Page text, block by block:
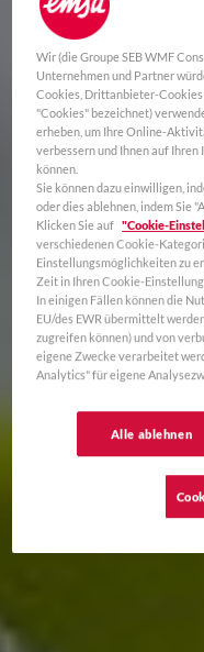
Wir (die Groupe SEB WMF
Unternehmen und Partner
Cookies, Drittanbieter-Cookies
"Cookies" bezeichnet)
erheben, um Ihre Online-
verbessern und Ihnen auf
können.
Sie können dazu einwilligen,
oder dies ablehnen, indem Sie
Klicken Sie auf "Cookie-
verschiedenen Cookie-
Einstellungsmöglichkeiten zu
Zeit in Ihren Cookie-
In einigen Fällen können die
EU/des EWR übermittelt
zugreifen können) und von
eigene Zwecke verarbeitet
Analytics" für eigene
Alle ablehnen